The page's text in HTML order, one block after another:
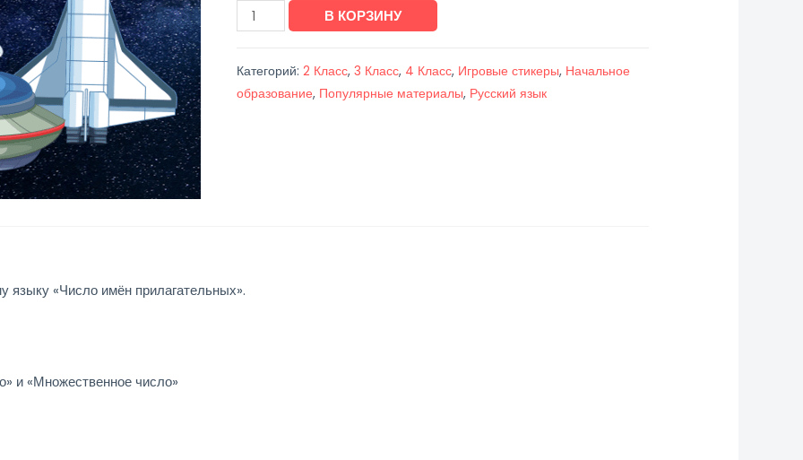
Количество
товара
«Число
В КОРЗИНУ
Категорий: 2 Класс, 3 Класс, 4 Класс, Игровые стикеры, Начальное
образование, Популярные материалы, Русский язык
языку «Число имён прилагательных».
и «Множественное число»